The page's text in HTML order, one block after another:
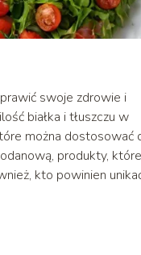
swoje zdrowie i
białka i tłuszczu w
można dostosować
produkty, które
kto powinien